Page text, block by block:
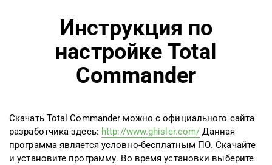
Инструкция по
настройке Total
Commander
Скачать Total Commander можно с официального сайта
разработчика здесь: http://www.ghisler.com/ Данная
программа является условно-бесплатным ПО. Скачайте
и установите программу. Во время установки выберите